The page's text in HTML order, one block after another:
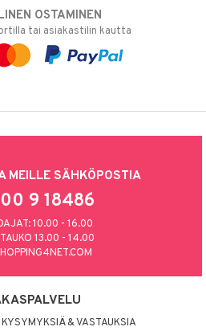
OSTAMINEN
tai asiakastilin kautta
MEILLE SÄHKÖPOSTIA
9 18486
10.00 - 16.00
13.00 - 14.00
KYSYMYKSIÄ & VASTAUKSIA